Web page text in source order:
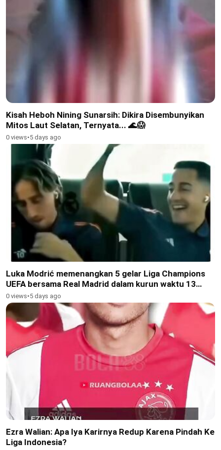
Kisah Heboh Nining Sunarsih: Dikira Disembunyikan
Mitos Laut Selatan, Ternyata... 🌊😱
0 views•5 days ago
Luka Modrić memenangkan 5 gelar Liga Champions
UEFA bersama Real Madrid dalam kurun waktu 13
musim
0 views•5 days ago
Ezra Walian: Apa Iya Karirnya Redup Karena Pindah Ke
Liga Indonesia?